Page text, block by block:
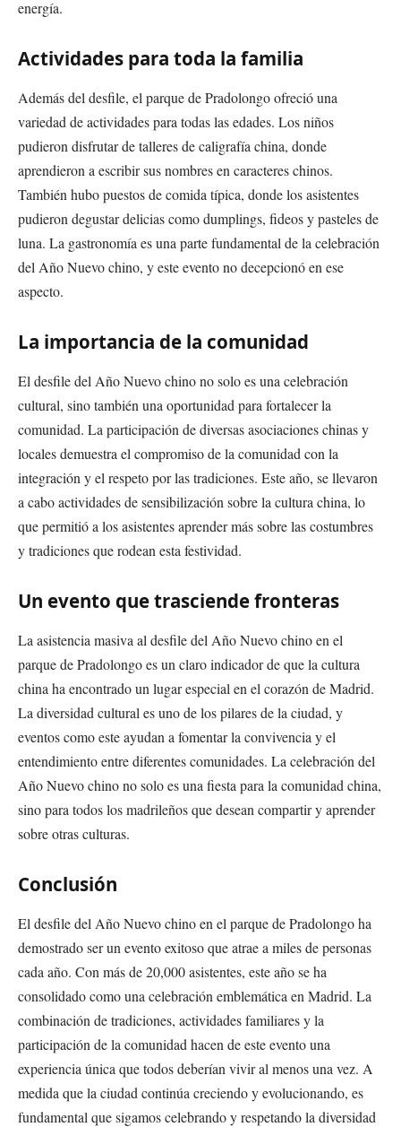
energía.
Actividades para toda la familia
Además del desfile, el parque de Pradolongo ofreció una
variedad de actividades para todas las edades. Los niños
pudieron disfrutar de talleres de caligrafía china, donde
aprendieron a escribir sus nombres en caracteres chinos.
También hubo puestos de comida típica, donde los asistentes
pudieron degustar delicias como dumplings, fideos y pasteles de
luna. La gastronomía es una parte fundamental de la celebración
del Año Nuevo chino, y este evento no decepcionó en ese
aspecto.
La importancia de la comunidad
El desfile del Año Nuevo chino no solo es una celebración
cultural, sino también una oportunidad para fortalecer la
comunidad. La participación de diversas asociaciones chinas y
locales demuestra el compromiso de la comunidad con la
integración y el respeto por las tradiciones. Este año, se llevaron
a cabo actividades de sensibilización sobre la cultura china, lo
que permitió a los asistentes aprender más sobre las costumbres
y tradiciones que rodean esta festividad.
Un evento que trasciende fronteras
La asistencia masiva al desfile del Año Nuevo chino en el
parque de Pradolongo es un claro indicador de que la cultura
china ha encontrado un lugar especial en el corazón de Madrid.
La diversidad cultural es uno de los pilares de la ciudad, y
eventos como este ayudan a fomentar la convivencia y el
entendimiento entre diferentes comunidades. La celebración del
Año Nuevo chino no solo es una fiesta para la comunidad china,
sino para todos los madrileños que desean compartir y aprender
sobre otras culturas.
Conclusión
El desfile del Año Nuevo chino en el parque de Pradolongo ha
demostrado ser un evento exitoso que atrae a miles de personas
cada año. Con más de 20,000 asistentes, este año se ha
consolidado como una celebración emblemática en Madrid. La
combinación de tradiciones, actividades familiares y la
participación de la comunidad hacen de este evento una
experiencia única que todos deberían vivir al menos una vez. A
medida que la ciudad continúa creciendo y evolucionando, es
fundamental que sigamos celebrando y respetando la diversidad